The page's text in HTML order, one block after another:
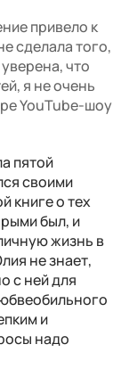
привело к
сделала того,
что
я не очень
YouTube-шоу
пятой
своими
книге о тех
был, и
жизнь в
не знает,
с ней для
и
надо